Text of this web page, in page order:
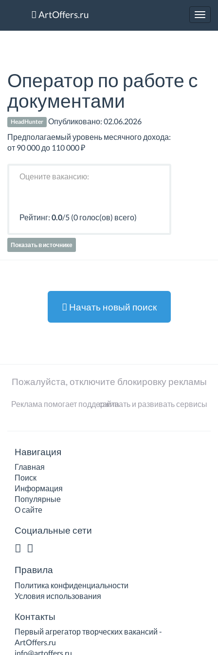
ArtOffers.ru
Оператор по работе с
документами
HeadHunter Опубликовано:02.06.2026
Предполагаемый уровень месячного дохода:
от 90 000 до 110 000 ₽
Оцените вакансию:
Рейтинг: 0.0/5 (0 голос(ов) всего)
Показать в источнике
Начать новый поиск
Пожалуйста, отключите блокировку рекламы
Реклама помогает поддерживать и развивать сервисы сайта
Навигация
Главная
Поиск
Информация
Популярные
О сайте
Социальные сети
Правила
Политика конфиденциальности
Условия использования
Контакты
Первый агрегатор творческих вакансий -
ArtOffers.ru
info@artoffers.ru